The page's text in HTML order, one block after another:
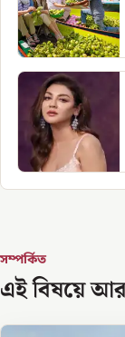
সম্পর্কিত
এই বিষয়ে